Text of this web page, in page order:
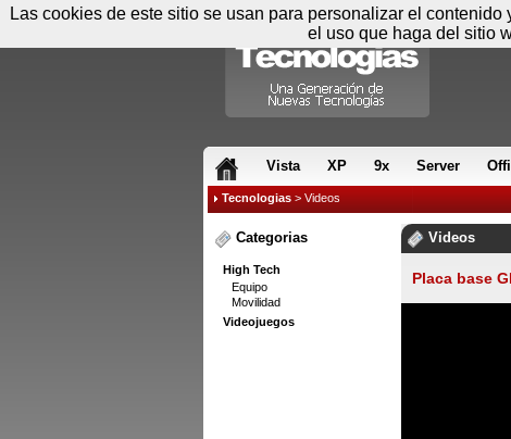
Vista XP 9x Server
Tecnologias > Videos
Categorias
High Tech
Equipo
Movilidad
Videojuegos
Videos
Placa base
Las cookies de este sitio se usan para personalizar el
el uso que haga del sitio